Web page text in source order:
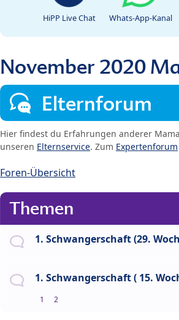
HiPP Live Chat Whats-App-Kanal
November 2020
Elternforum
Hier findest du Erfahrungen anderer
unseren Elternservice. Zum Expertenforum
Foren-Übersicht
Themen
1. Schwangerschaft (29.
1. Schwangerschaft ( 15.
1 2